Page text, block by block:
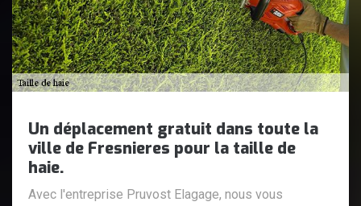
Un déplacement gratuit dans toute la
ville de Fresnieres pour la taille de
haie.
Avec l'entreprise Pruvost Elagage, nous vous